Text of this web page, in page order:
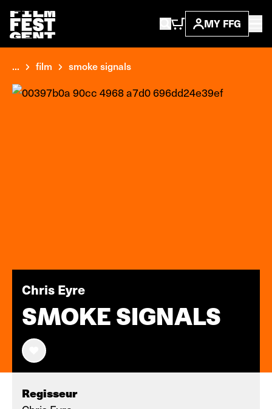
MY FFG
... film smoke signals
Chris Eyre
SMOKE SIGNALS
Regisseur